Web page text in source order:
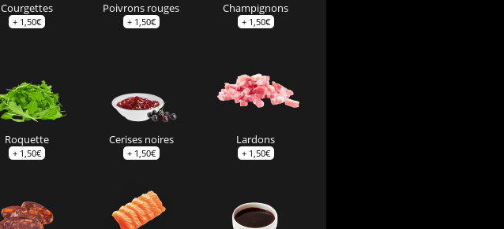
Courgettes
+ 1,50€
Poivrons rouges
+ 1,50€
Champignons
+ 1,50€
Roquette
+ 1,50€
Cerises noires
+ 1,50€
Lardons
+ 1,50€